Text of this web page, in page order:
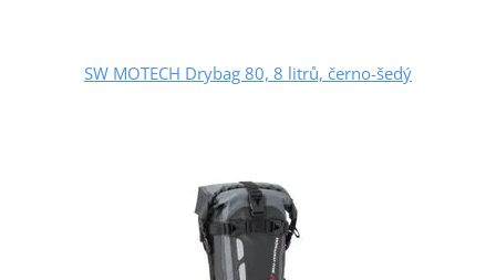
SW MOTECH Drybag 80, 8 litrů, černo-šedý